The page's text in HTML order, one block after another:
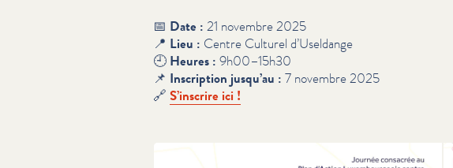
📅 Date : 21 novembre 2025
📍 Lieu : Centre Culturel d’Useldange
🕘 Heures : 9h00–15h30
📌 Inscription jusqu’au : 7 novembre 2025
🔗 S’inscrire ici !